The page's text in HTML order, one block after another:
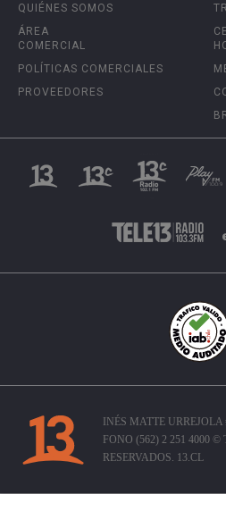
QUIÉNES SOMOS
ÁREA
COMERCIAL
POLÍTICAS COMERCIALES
PROVEEDORES
INÉS MATTE
FONO (562) 2 251 4000 ©
RESERVADOS. 13.CL